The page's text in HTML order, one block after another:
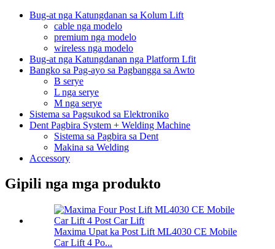
Bug-at nga Katungdanan sa Kolum Lift
cable nga modelo
premium nga modelo
wireless nga modelo
Bug-at nga Katungdanan nga Platform Lfit
Bangko sa Pag-ayo sa Pagbangga sa Awto
B serye
L nga serye
M nga serye
Sistema sa Pagsukod sa Elektroniko
Dent Pagbira System + Welding Machine
Sistema sa Pagbira sa Dent
Makina sa Welding
Accessory
Gipili nga mga produkto
Maxima Upat ka Post Lift ML4030 CE Mobile
Car Lift 4 Po...